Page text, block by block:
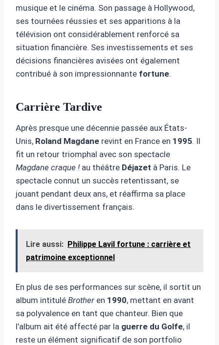
musique et le cinéma. Son passage à Hollywood,
ses tournées réussies et ses apparitions à la
télévision ont considérablement renforcé sa
situation financière. Ses investissements et ses
décisions financières avisées ont également
contribué à son impressionnante fortune.
Carrière Tardive
Après presque une décennie passée aux États-
Unis, Roland Magdane revint en France en 1995. Il
fit un retour triomphal avec son spectacle
Magdane craque ! au théâtre Déjazet à Paris. Le
spectacle connut un succès retentissant, se
jouant pendant deux ans, et réaffirma sa place
dans le divertissement français.
Lire aussi: Philippe Lavil fortune : carrière et
patrimoine exceptionnel
En plus de ses performances sur scène, il sortit un
album intitulé Brother en 1990, mettant en avant
sa polyvalence en tant que chanteur. Bien que
l’album ait été affecté par la guerre du Golfe, il
reste un élément significatif de son portfolio